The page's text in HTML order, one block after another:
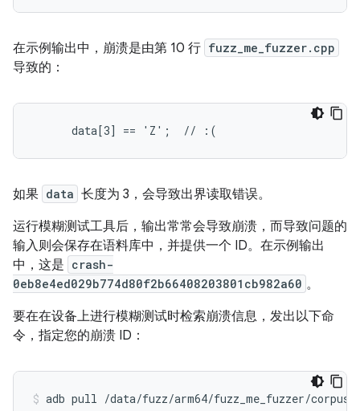
在示例输出中，崩溃是由第 10 行 fuzz_me_fuzzer.cpp
导致的：
      data[3] == 'Z';  // :(
如果 data 长度为 3，会导致出界读取错误。
运行模糊测试工具后，输出常常会导致崩溃，而导致问题的
输入则会保存在语料库中，并提供一个 ID。在示例输出
中，这是 crash-
0eb8e4ed029b774d80f2b66408203801cb982a60 。
要在在设备上进行模糊测试时检索崩溃信息，发出以下命
令，指定您的崩溃 ID：
adb pull /data/fuzz/arm64/fuzz_me_fuzzer/corpus/